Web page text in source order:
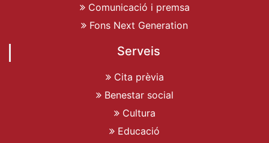
Comunicació i premsa
Fons Next Generation
Serveis
Cita prèvia
Benestar social
Cultura
Educació